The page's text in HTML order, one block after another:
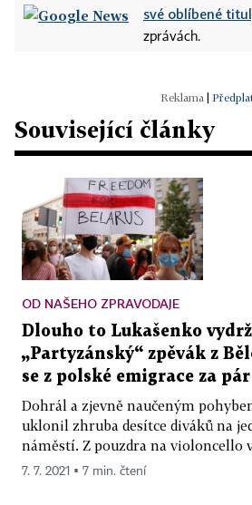
své oblíbené
zprávách.
Související články
OD NAŠEHO ZPRAVODAJE
Dlouho to Lukašenko
„Partyzánský“ zpěvák z
se z polské emigrace za
Dohrál a zjevně naučeným
uklonil zhruba desítce diváků na
náměstí. Z pouzdra na violoncello
7. 7. 2021 ▪ 7 min. čtení